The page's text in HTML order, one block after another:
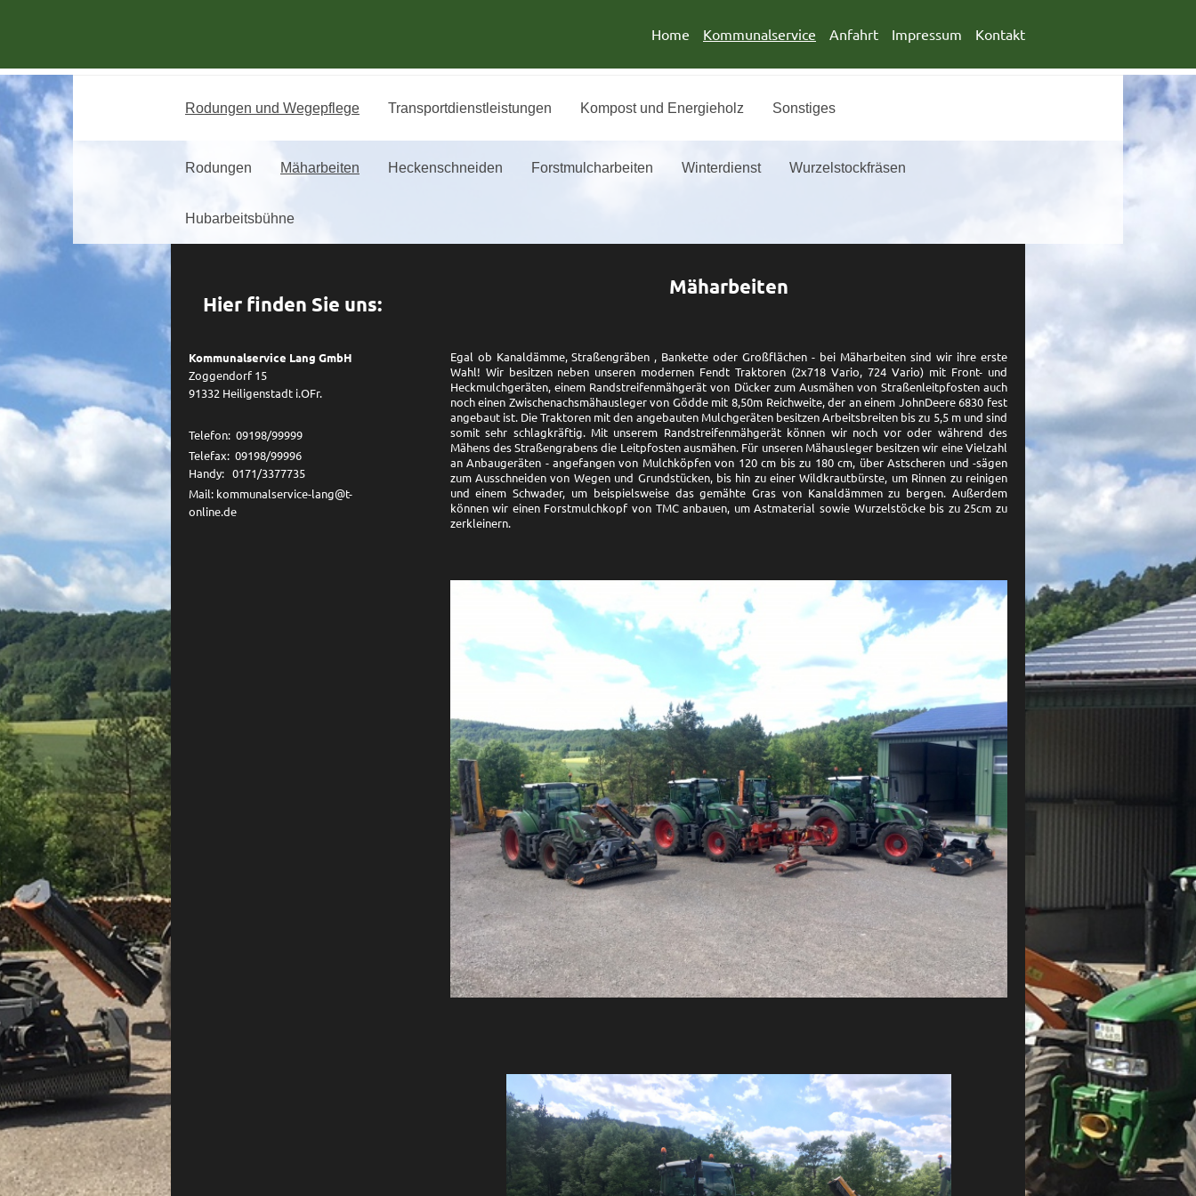
Home Kommunalservice Anfahrt Impressum Kontakt
Rodungen und Wegepflege Transportdienstleistungen Kompost und Energieholz Sonstiges
Rodungen Mäharbeiten Heckenschneiden Forstmulcharbeiten Winterdienst Wurzelstockfräsen
Hubarbeitsbühne
Mäharbeiten
Egal ob Kanaldämme, Straßengräben , Bankette oder Großflächen - bei Mäharbeiten sind wir ihre erste
Wahl! Wir besitzen neben unseren modernen Fendt Traktoren (2x718 Vario, 724 Vario) mit Front- und
Heckmulchgeräten, einem Randstreifenmähgerät von Dücker zum Ausmähen von Straßenleitpfosten auch
noch einen Zwischenachsmähausleger von Gödde mit 8,50m Reichweite, der an einem JohnDeere 6830 fest
angebaut ist. Die Traktoren mit den angebauten Mulchgeräten besitzen Arbeitsbreiten bis zu 5,5 m und sind
somit sehr schlagkräftig. Mit unserem Randstreifenmähgerät können wir noch vor oder während des
Mähens des Straßengrabens die Leitpfosten ausmähen. Für unseren Mähausleger besitzen wir eine Vielzahl
an Anbaugeräten - angefangen von Mulchköpfen von 120 cm bis zu 180 cm, über Astscheren und -sägen
zum Ausschneiden von Wegen und Grundstücken, bis hin zu einer Wildkrautbürste, um Rinnen zu reinigen
und einem Schwader, um beispielsweise das gemähte Gras von Kanaldämmen zu bergen. Außerdem
können wir einen Forstmulchkopf von TMC anbauen, um Astmaterial sowie Wurzelstöcke bis zu 25cm zu
zerkleinern.
Hier finden Sie uns:
Kommunalservice Lang GmbH
Zoggendorf 15
91332 Heiligenstadt i.OFr.
Telefon: 09198/99999
Telefax: 09198/99996
Handy: 0171/3377735
Mail: kommunalservice-lang@t-
online.de